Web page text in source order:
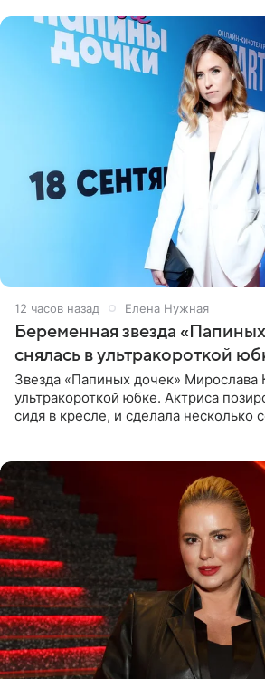
12 часов назад Елена Нужная
Беременная звезда
снялась в ультракороткой
Звезда «Папиных дочек» Мирослава
ультракороткой юбке. Актриса
сидя в кресле, и сделала несколько